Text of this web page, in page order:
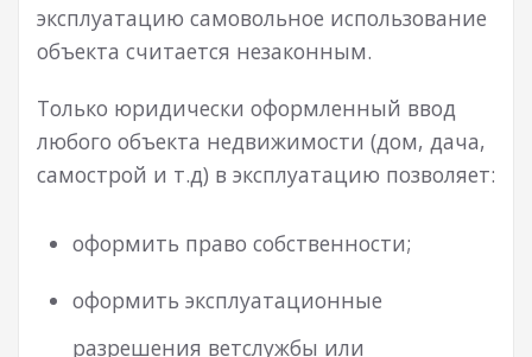
эксплуатацию самовольное использование
объекта считается незаконным.
Только юридически оформленный ввод
любого объекта недвижимости (дом, дача,
самострой и т.д) в эксплуатацию позволяет:
оформить право собственности;
оформить эксплуатационные
разрешения ветслужбы или